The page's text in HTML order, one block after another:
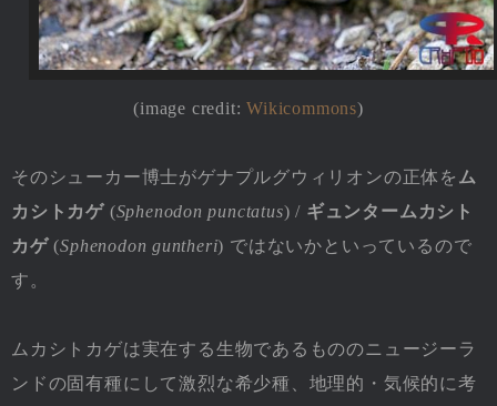
(image credit:Wikicommons)
そのシューカー博士がゲナプルグウィリオンの正体を ム
カシトカゲ(Sphenodon punctatus) / ギュンタームカシト
カゲ(Sphenodon guntheri) ではないかといっているので
す。
ムカシトカゲは実在する生物であるもののニュージーラ
ンドの固有種にして激烈な希少種、地理的・気候的に考